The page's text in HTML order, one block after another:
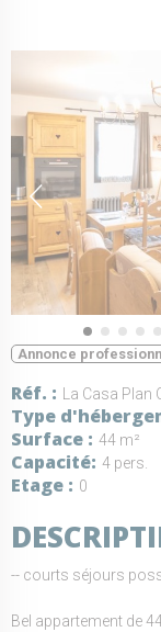
Annonce
Réf. La Casa
Type
Surface 44 m²
Capacité 4 pers.
Etage 0
-- courts séjours
Bel appartement de